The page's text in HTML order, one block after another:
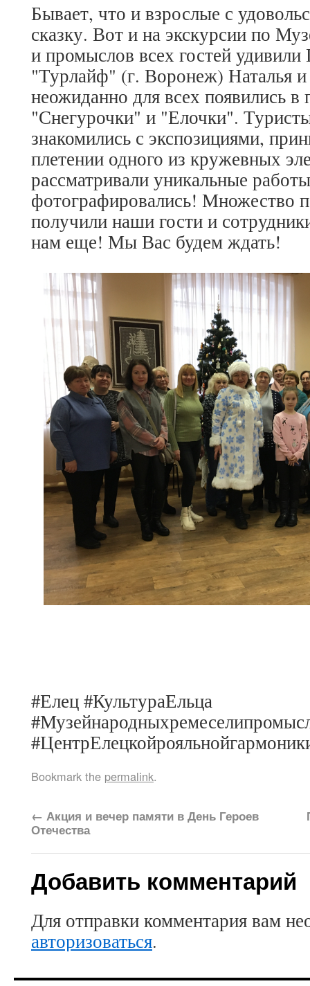
Бывает, что и взрослые с
сказку. Вот и на экскурсии по
и промыслов всех гостей
"Турлайф" (г. Воронеж) Наталья
неожиданно для всех появились
"Снегурочки" и "Елочки".
знакомились с экспозициями,
плетении одного из кружевных
рассматривали уникальные
фотографировались! Множество
получили наши гости и
нам еще! Мы Вас будем ждать!
#Елец #КультураЕльца
Bookmark the permalink.
← Акция и вечер памяти в День Героев
Отечества
Добавить комментарий
Для отправки комментария вам
авторизоваться.